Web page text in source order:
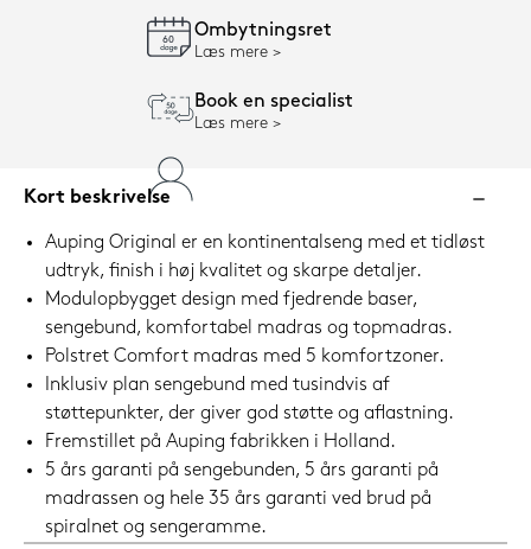
Ombytningsret
Læs mere
Book en specialist
Læs mere
Kort beskrivelse
Auping Original er en kontinentalseng med et tidløst
udtryk, finish i høj kvalitet og skarpe detaljer.
Modulopbygget design med fjedrende baser,
sengebund, komfortabel madras og topmadras.
Polstret Comfort madras med 5 komfortzoner.
Inklusiv plan sengebund med tusindvis af
støttepunkter, der giver god støtte og aflastning.
Fremstillet på Auping fabrikken i Holland.
5 års garanti på sengebunden, 5 års garanti på
madrassen og hele 35 års garanti ved brud på
spiralnet og sengeramme.